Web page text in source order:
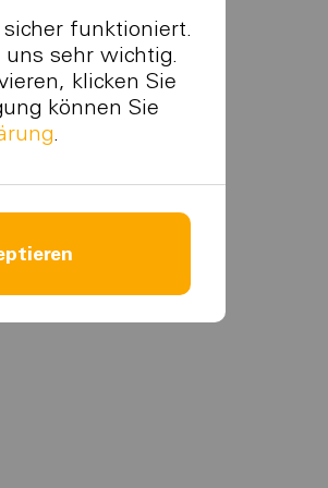
funktioniert.
sehr wichtig.
klicken Sie
können Sie
digitalen,
sich